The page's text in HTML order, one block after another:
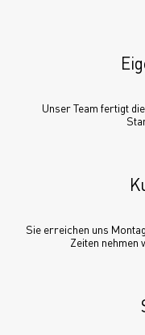
Unser Team fertigt
Sie erreichen uns
Zeiten nehmen